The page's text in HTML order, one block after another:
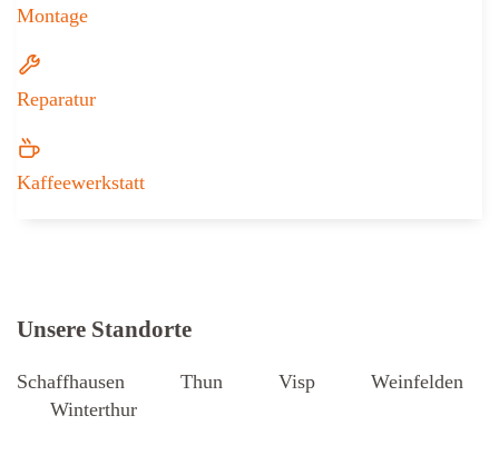
Montage
Reparatur
Kaffeewerkstatt
Unsere Standorte
Schaffhausen Thun Visp
Weinfelden
Winterthur